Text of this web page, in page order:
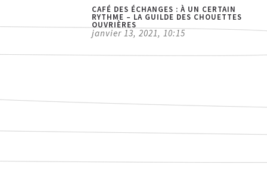
CAFÉ DES ÉCHANGES : À UN CERTAIN
RYTHME – LA GUILDE DES CHOUETTES
OUVRIÈRES
janvier 13, 2021, 10:15